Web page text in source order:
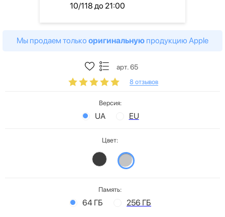
10/118 до 21:00
Мы продаем только оригинальную продукцию Apple
арт. 65
8 отзывов
Версия:
UA EU
Цвет:
Память:
64 ГБ 256 ГБ